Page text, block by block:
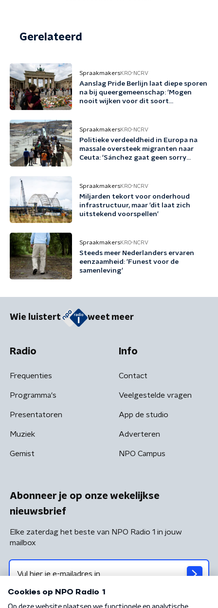
Gerelateerd
SpraakmakersKRO-NCRV
Aanslag Pride Berlijn laat diepe sporen
na bij queergemeenschap: 'Mogen
nooit wijken voor dit soort
SpraakmakersKRO-NCRV
Politieke verdeeldheid in Europa na
massale oversteek migranten naar
Ceuta: 'Sánchez gaat geen sorry
SpraakmakersKRO-NCRV
Miljarden tekort voor onderhoud
infrastructuur, maar 'dit laat zich
uitstekend voorspellen'
SpraakmakersKRO-NCRV
Steeds meer Nederlanders ervaren
eenzaamheid: 'Funest voor de
samenleving'
Wie luistert weet meer
Radio
Frequenties
Programma's
Presentatoren
Muziek
Gemist
Info
Contact
Veelgestelde vragen
App de studio
Adverteren
NPO Campus
Abonneer je op onze wekelijkse
nieuwsbrief
Elke zaterdag het beste van NPO Radio 1 in jouw
mailbox